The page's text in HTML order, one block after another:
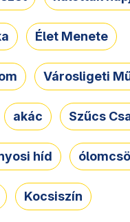
Élet Menete
Városligeti
akác Szűcs
híd
Kocsiszín